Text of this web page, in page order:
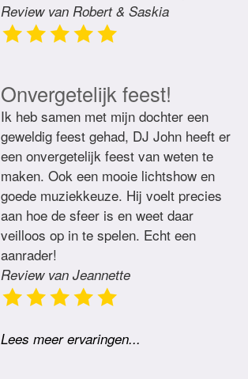
Review van Robert & Saskia
Onvergetelijk feest!
Ik heb samen met mijn dochter een
geweldig feest gehad, DJ John heeft er
een onvergetelijk feest van weten te
maken. Ook een mooie lichtshow en
goede muziekkeuze. Hij voelt precies
aan hoe de sfeer is en weet daar
veilloos op in te spelen. Echt een
aanrader!
Review van Jeannette
Lees meer ervaringen...